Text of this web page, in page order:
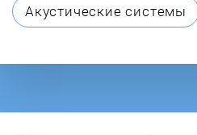
Gorenje
Haier
Акустические системы